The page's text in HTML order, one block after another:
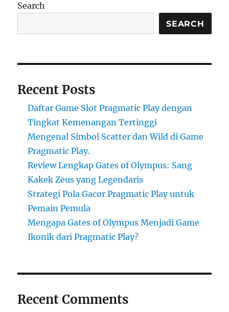
Search
SEARCH
Recent Posts
Daftar Game Slot Pragmatic Play dengan
Tingkat Kemenangan Tertinggi
Mengenal Simbol Scatter dan Wild di Game
Pragmatic Play.
Review Lengkap Gates of Olympus: Sang
Kakek Zeus yang Legendaris
Strategi Pola Gacor Pragmatic Play untuk
Pemain Pemula
Mengapa Gates of Olympus Menjadi Game
Ikonik dari Pragmatic Play?
Recent Comments